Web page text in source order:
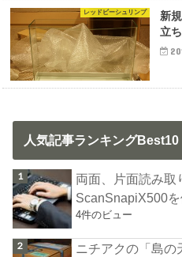
レッドビーシュリンプ
新
立
人気記事ランキングBest10
両面、片面読み
ScanSnapiX500
4件のビュー
ニチアクの「島の